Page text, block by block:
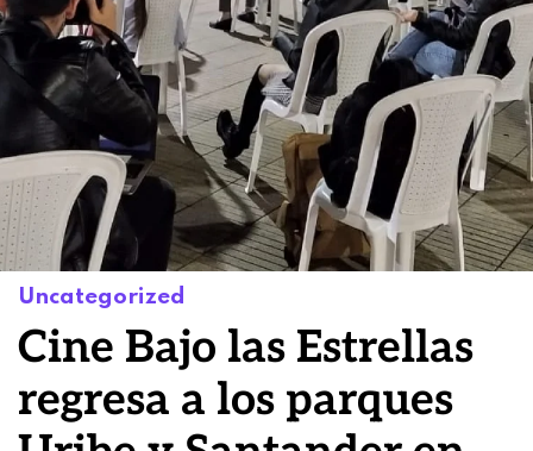
Uncategorized
Cine Bajo las Estrellas
regresa a los parques